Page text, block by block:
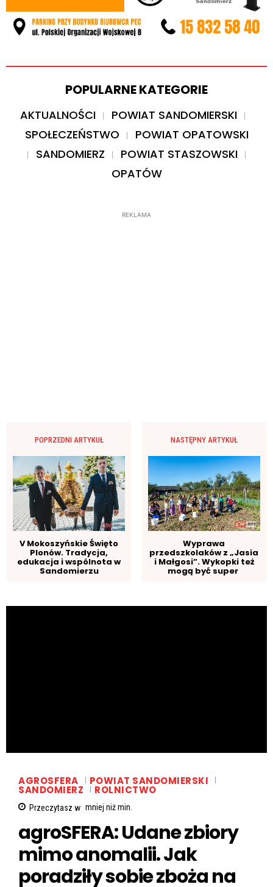
POPULARNE KATEGORIE
AKTUALNOŚCI
POWIAT SANDOMIERSKI
SPOŁECZEŃSTWO
POWIAT OPATOWSKI
SANDOMIERZ
POWIAT STASZOWSKI
OPATÓW
REKLAMA
POPRZEDNI ARTYKUŁ
V Mokoszyńskie Święto
Plonów. Tradycja,
edukacja i wspólnota w
Sandomierzu
NASTĘPNY ARTYKUŁ
Wyprawa
przedszkolaków z „Jasia
i Małgosi”. Wykopki też
mogą być super